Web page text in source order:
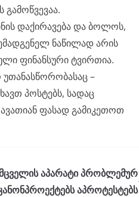
დაქირავება და ბოლოს,
ნაწილად არის
ფინანსური ტვირთია.
–
პოსტებს, სადაც
ფასად გამიკეთოთ
აპარატი პრობლემურ
აპროტესტებს